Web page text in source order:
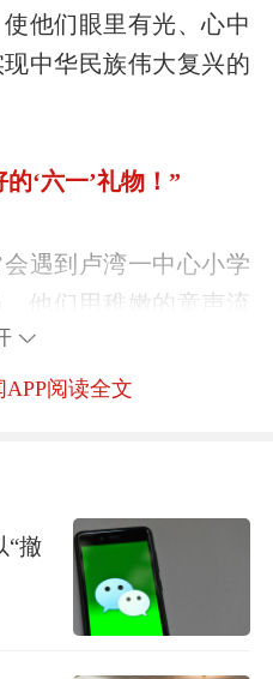
他们眼里有光、心中
中华民族伟大复兴的
‘六一’礼物！”
遇到卢湾一中心小学
他们用稚嫩的童声流
党的历史。自2006年
讲解员社团走出千余
示，红色场馆是最好
初心之地为少年儿童
珍贵的红色养分，为
阅读全文
“撤